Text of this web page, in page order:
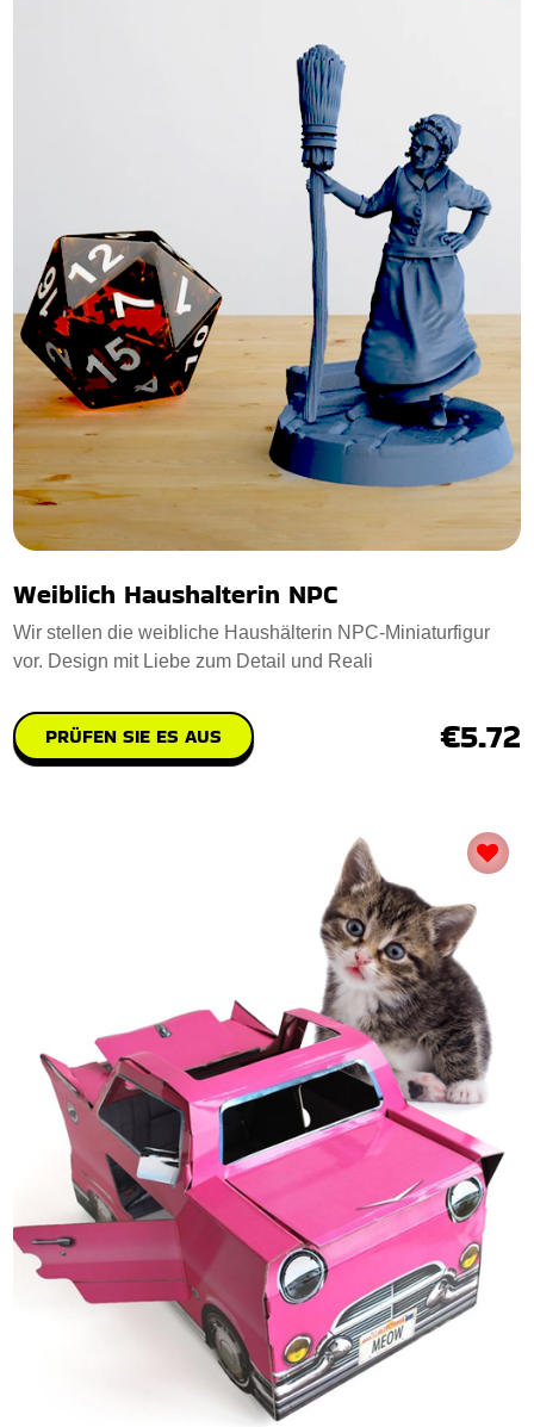
Weiblich Haushalterin NPC
Wir stellen die weibliche Haushälterin NPC-Miniaturfigur
vor. Design mit Liebe zum Detail und Reali
PRÜFEN SIE ES AUS €5.72